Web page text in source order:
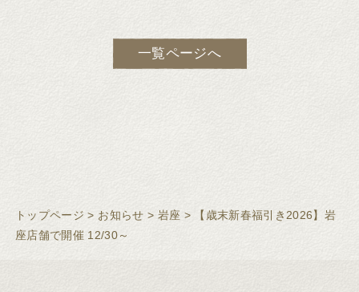
一覧ページへ
トップページ > お知らせ > 岩座 >
【歳末新春福引き2026】岩
座店舗で開催 12/30～